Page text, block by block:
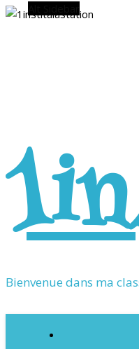
Bienvenue dans ma